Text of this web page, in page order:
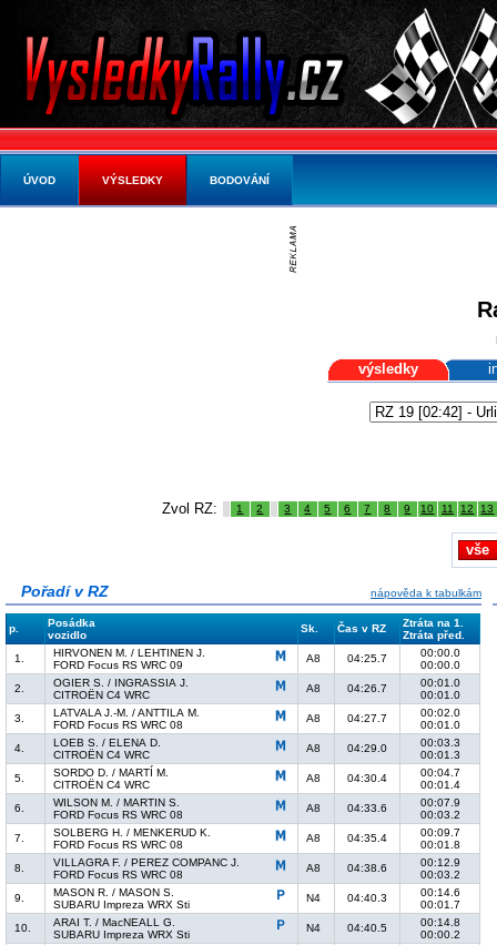
výsledky
Zvol RZ: 1 2 3 4 5 6 7 8 9 10 11 12 13
vše
Pořadí v RZ nápověda k tabulkám
p.
Posádka
vozidlo
Sk. Čas v RZ
Ztráta na 1.
Ztráta před.
1.
HIRVONEN M. / LEHTINEN J.
FORD Focus RS WRC 09
A8 04:25.7
00:00.0
00:00.0
2.
OGIER S. / INGRASSIA J.
CITROËN C4 WRC
A8 04:26.7
00:01.0
00:01.0
3.
LATVALA J.-M. / ANTTILA M.
FORD Focus RS WRC 08
A8 04:27.7
00:02.0
00:01.0
4.
LOEB S. / ELENA D.
CITROËN C4 WRC
A8 04:29.0
00:03.3
00:01.3
5.
SORDO D. / MARTÍ M.
CITROËN C4 WRC
A8 04:30.4
00:04.7
00:01.4
6.
WILSON M. / MARTIN S.
FORD Focus RS WRC 08
A8 04:33.6
00:07.9
00:03.2
7.
SOLBERG H. / MENKERUD K.
FORD Focus RS WRC 08
A8 04:35.4
00:09.7
00:01.8
8.
VILLAGRA F. / PEREZ COMPANC J.
FORD Focus RS WRC 08
A8 04:38.6
00:12.9
00:03.2
9.
MASON R. / MASON S.
SUBARU Impreza WRX Sti
N4 04:40.3
00:14.6
00:01.7
10.
ARAI T. / MacNEALL G.
SUBARU Impreza WRX Sti
N4 04:40.5
00:14.8
00:00.2
ÚVOD VÝSLEDKY BODOVÁNÍ